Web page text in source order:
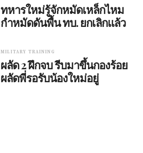
ทหารใหม่รู้จักหมัดเหล็กไหม
กำหมัดดันพื้น ทบ. ยกเลิกแล้ว
MILITARY TRAINING
ผลัด 2 ฝึกจบ รีบมาขึ้นกองร้อย
ผลัดพี่รอรับน้องใหม่อยู่